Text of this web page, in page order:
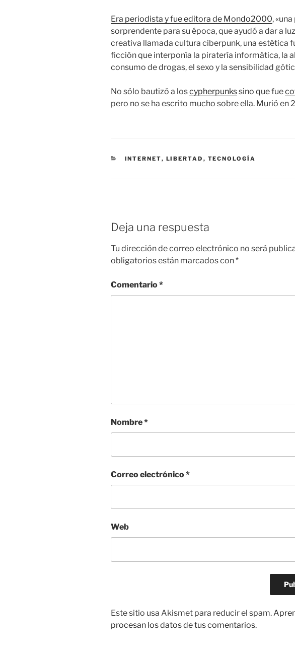
Era periodista y fue editora de Mondo2000,
sorprendente para su época, que ayudó a dar a
creativa llamada cultura ciberpunk, una estética
ficción que interponía la piratería informática, la
consumo de drogas, el sexo y la sensibilidad
No sólo bautizó a loscypherpunkssino que fue
pero no se ha escrito mucho sobre ella. Murió en
CATEGORÍAS
INTERNET, LIBERTAD , TECNOLOGÍA
Deja una respuesta
Tu dirección de correo electrónico no será
obligatorios están marcados con*
Comentario*
Nombre*
Correo electrónico*
Web
Este sitio usa Akismet para reducir el spam.
procesan los datos de tus comentarios.